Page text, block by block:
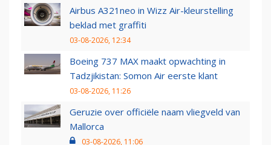
Airbus A321neo in Wizz Air-kleurstelling
beklad met graffiti
03-08-2026, 12:34
Boeing 737 MAX maakt opwachting in
Tadzjikistan: Somon Air eerste klant
03-08-2026, 11:26
Geruzie over officiële naam vliegveld van
Mallorca
03-08-2026, 11:06